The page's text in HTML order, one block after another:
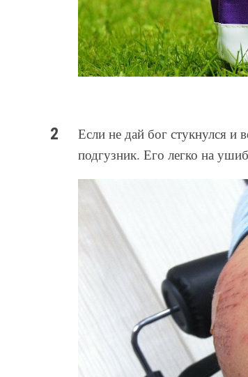
Если не дай бог стукнулся и
подгузник. Его легко на